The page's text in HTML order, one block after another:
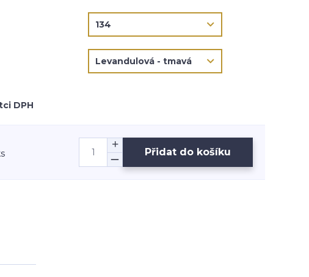
DPH
Přidat do košíku